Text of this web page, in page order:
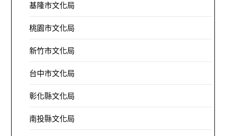
基隆市文化局
桃園市文化局
新竹市文化局
台中市文化局
彰化縣文化局
南投縣文化局